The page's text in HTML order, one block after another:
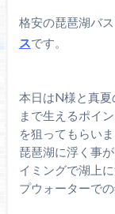
格安の琵琶湖バス
スです。
本日はN様と真
まで生えるポイ
を狙ってもらい
琵琶湖に浮く事
イミングで湖上
プウォーターで